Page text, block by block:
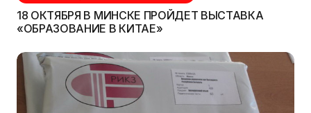
18 ОКТЯБРЯ В МИНСКЕ ПРОЙДЕТ ВЫСТАВКА
«ОБРАЗОВАНИЕ В КИТАЕ»